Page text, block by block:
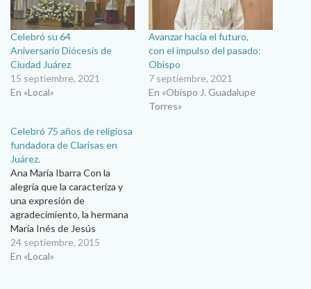
Celebró su 64
Aniversario Diócesis de
Ciudad Juárez
15 septiembre, 2021
En «Local»
Avanzar hacia el futuro,
con el impulso del pasado:
Obispo
7 septiembre, 2021
En «Obispo J. Guadalupe
Torres»
Celebró 75 años de religiosa
fundadora de Clarisas en
Juárez.
Ana María Ibarra Con la
alegría que la caracteriza y
una expresión de
agradecimiento, la hermana
María Inés de Jesús
Sacramentado, Clarisa
Capuchina, celebró el
24 septiembre, 2015
En «Local»